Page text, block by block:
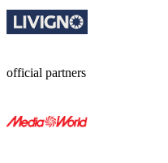
official partners